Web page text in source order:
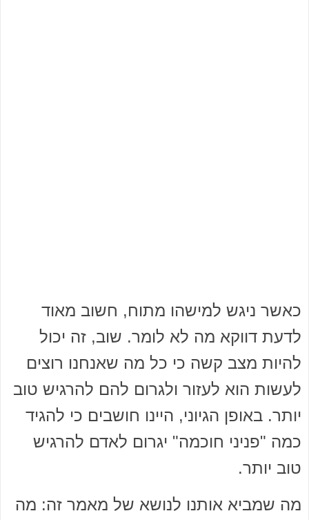
כאשר ניגש למישהו מתוח, חשוב מאוד
לדעת דווקא מה לא לומר. שוב, זה יכול
להיות מצב קשה כי כל מה שאנחנו רוצים
לעשות הוא לעזור ולגרום להם להרגיש טוב
יותר. באופן הגיוני, היינו חושבים כי להגיד
כמה "פניני חוכמה" יגרום לאדם להרגיש
טוב יותר.
מה שמביא אותנו לנושא של מאמר זה: מה